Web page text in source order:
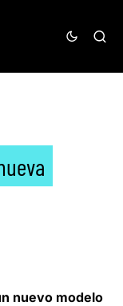
nuevo modelo